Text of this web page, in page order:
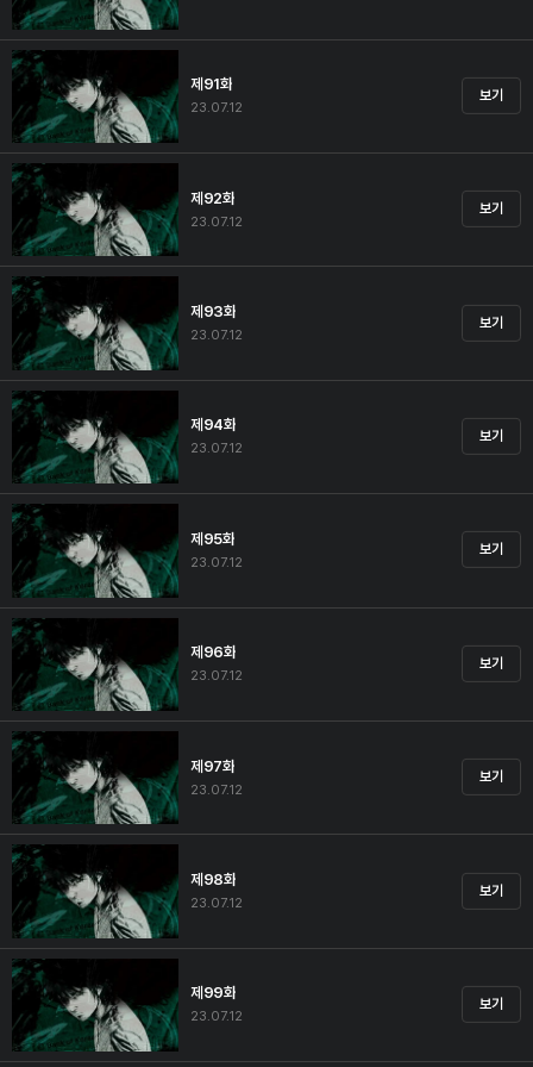
제91화
23.07.12
보기
제92화
23.07.12
보기
제93화
23.07.12
보기
제94화
23.07.12
보기
제95화
23.07.12
보기
제96화
23.07.12
보기
제97화
23.07.12
보기
제98화
23.07.12
보기
제99화
23.07.12
보기